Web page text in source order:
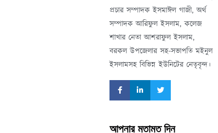
প্রচার সম্পাদক ইসমাঈল গাজী, অর্থ
সম্পাদক আরিফুল ইসলাম, কলেজ
শাখার নেতা আশরাফুল ইসলাম,
বরকল উপজেলার সহ-সভাপতি মইনুল
ইসলামসহ বিভিন্ন ইউনিটের নেতৃবৃন্দ।
আপনার মতামত দিন